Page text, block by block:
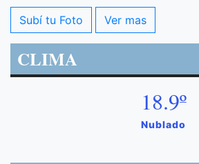
Subí tu Foto Ver mas
CLIMA
18.9º
Nublado